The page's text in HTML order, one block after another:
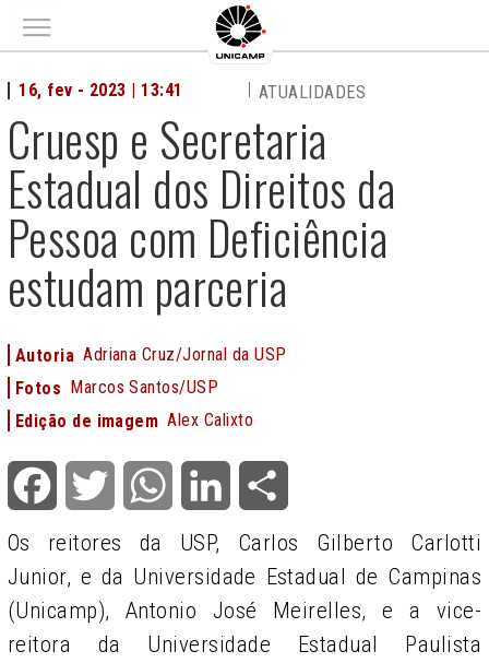
Main menu
Cruesp e Secretaria
Estadual dos Direitos da
Pessoa com Deficiência
estudam parceria
16, fev - 2023 | 13:41 ATUALIDADES
Autoria Adriana Cruz/Jornal da USP
Fotos Marcos Santos/USP
Edição de imagem Alex Calixto
Facebook Twitter WhatsApp LinkedIn
Os reitores da USP, Carlos Gilberto Carlotti
Junior, e da Universidade Estadual de Campinas
(Unicamp), Antonio José Meirelles, e a vice-
reitora da Universidade Estadual Paulista